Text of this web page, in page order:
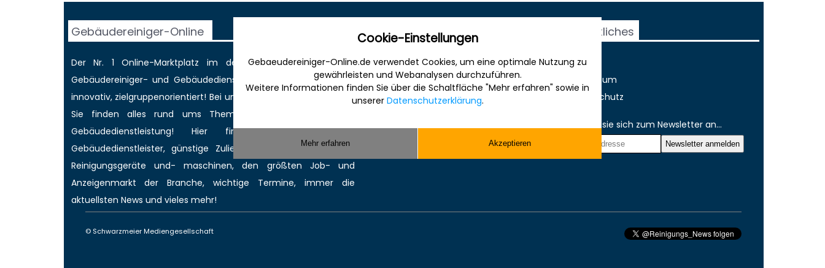
Gebäudereiniger-Online
Der Nr. 1 Online-Marktplatz im deutschen Internet für die
Gebäudereiniger- und Gebäudedienstleisterbranche. Informativ,
innovativ, zielgruppenorientiert! Bei uns werden Sie gefunden und
Sie finden alles rund ums Thema Gebäudereinigung bzw.
Gebäudedienstleistung! Hier finden Sie kompetente
Gebäudedienstleister, günstige Zulieferer für Reinigungsmittel,
Reinigungsgeräte und- maschinen, den größtenJob- und
Anzeigenmarkt der Branche,wichtige Termine, immer die
aktuellsten News und vieles mehr!
Sonstiges
Werbung
Musterverträge und Vorlagen
Hilfe
Rechtliches
AGB
Impressum
Datenschutz
Melden sie sich zum Newsletter an...
© Schwarzmeier Mediengesellschaft
Cookie-Einstellungen
Gebaeudereiniger-Online.de verwendet Cookies, um eine optimale Nutzung zu
gewährleisten und Webanalysen durchzuführen.
Weitere Informationen finden Sie über die Schaltfläche "Mehr erfahren" sowie in
unserer Datenschutzerklärung.
Mehr erfahren Akzeptieren